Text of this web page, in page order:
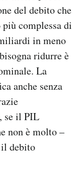
del debito che
complessa di
in meno
ridurre è
La
anche senza
se il PIL
non è molto –
debito